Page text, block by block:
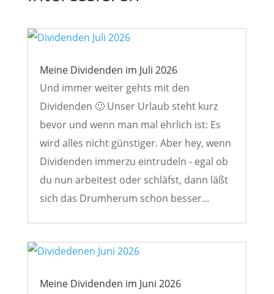
Meine Dividenden im Juli 2026
Und immer weiter gehts mit den
Dividenden 🙂 Unser Urlaub steht kurz
bevor und wenn man mal ehrlich ist: Es
wird alles nicht günstiger. Aber hey, wenn
Dividenden immerzu eintrudeln - egal ob
du nun arbeitest oder schläfst, dann läßt
sich das Drumherum schon besser...
Meine Dividenden im Juni 2026